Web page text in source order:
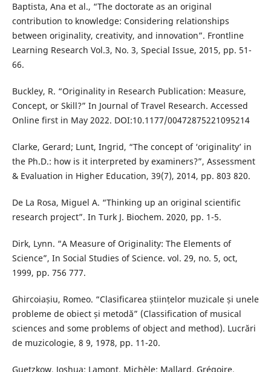
Baptista, Ana et al., “The doctorate as an original
contribution to knowledge: Considering relationships
between originality, creativity, and innovation”. Frontline
Learning Research Vol.3, No. 3, Special Issue, 2015, pp. 51-
66.
Buckley, R. “Originality in Research Publication: Measure,
Concept, or Skill?” In Journal of Travel Research. Accessed
Online first in May 2022. DOI:10.1177/00472875221095214
Clarke, Gerard; Lunt, Ingrid, “The concept of ‘originality’ in
the Ph.D.: how is it interpreted by examiners?”, Assessment
& Evaluation in Higher Education, 39(7), 2014, pp. 803 820.
De La Rosa, Miguel A. “Thinking up an original scientific
research project”. In Turk J. Biochem. 2020, pp. 1-5.
Dirk, Lynn. “A Measure of Originality: The Elements of
Science”, In Social Studies of Science. vol. 29, no. 5, oct,
1999, pp. 756 777.
Ghircoiașiu, Romeo. “Clasificarea științelor muzicale și unele
probleme de obiect și metodă” (Classification of musical
sciences and some problems of object and method). Lucrări
de muzicologie, 8 9, 1978, pp. 11-20.
Guetzkow, Joshua; Lamont, Michèle; Mallard, Grégoire.